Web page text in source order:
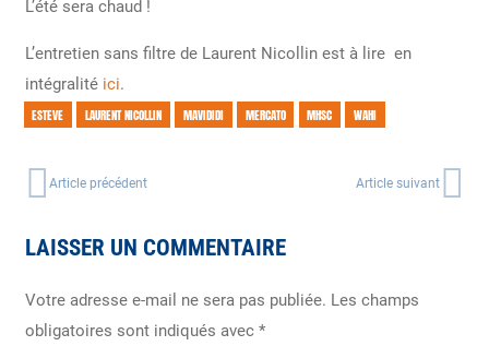
L’été sera chaud !
L’entretien sans filtre de Laurent Nicollin est à lire en
intégralité ici.
ESTEVE LAURENT NICOLLIN MAVIDIDI MERCATO MHSC WAHI
Article précédent Article suivant
LAISSER UN COMMENTAIRE
Votre adresse e-mail ne sera pas publiée. Les champs
obligatoires sont indiqués avec *